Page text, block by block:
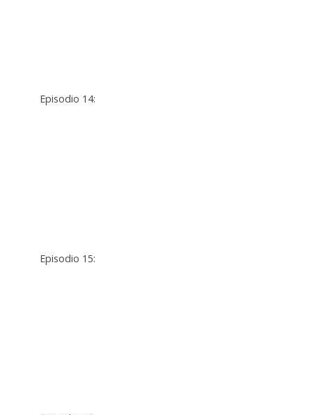
Episodio 14:
Episodio 15: